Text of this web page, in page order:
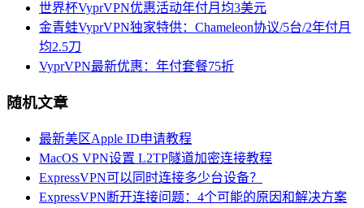
世界杯VyprVPN优惠活动年付月均3美元
金青蛙VyprVPN独家特供：Chameleon协议/5台/2年付月
均2.5刀
VyprVPN最新优惠：年付套餐75折
随机文章
最新美区Apple ID申请教程
MacOS VPN设置 L2TP隧道加密连接教程
ExpressVPN可以同时连接多少台设备？
ExpressVPN断开连接问题：4个可能的原因和解决方案